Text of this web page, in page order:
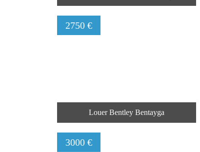
2750 €
Louer Bentley Bentayga
3000 €